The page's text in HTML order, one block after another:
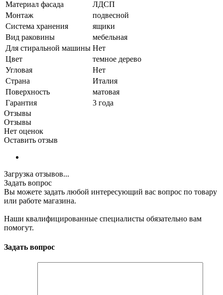
Материал фасада
ЛДСП
Монтаж
подвесной
Система хранения
ящики
Вид раковины
мебельная
Для стиральной машины Нет
Цвет
темное дерево
Угловая
Нет
Страна
Италия
Поверхность
матовая
Гарантия
3 года
Отзывы
Отзывы
Нет оценок
Оставить отзыв
Загрузка отзывов...
Задать вопрос
Вы можете задать любой интересующий вас вопрос по товару
или работе магазина.
Наши квалифицированные специалисты обязательно вам
помогут.
Задать вопрос